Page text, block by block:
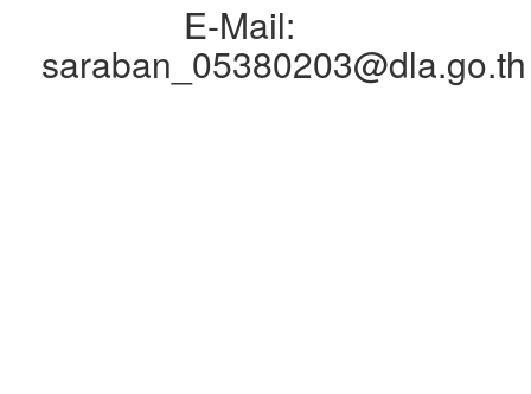
E-Mail:
saraban_05380203@dla.go.th